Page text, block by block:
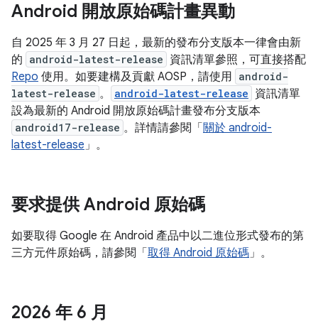
Android 開放原始碼計畫異動
自 2025 年 3 月 27 日起，最新的發布分支版本一律會由新
的 android-latest-release 資訊清單參照，可直接搭配
Repo 使用。如要建構及貢獻 AOSP，請使用 android-
latest-release 。 android-latest-release 資訊清單
設為最新的 Android 開放原始碼計畫發布分支版本
android17-release 。詳情請參閱「 關於 android-
latest-release」。
要求提供 Android 原始碼
如要取得 Google 在 Android 產品中以二進位形式發布的第
三方元件原始碼，請參閱「 取得 Android 原始碼」。
2026 年 6 月